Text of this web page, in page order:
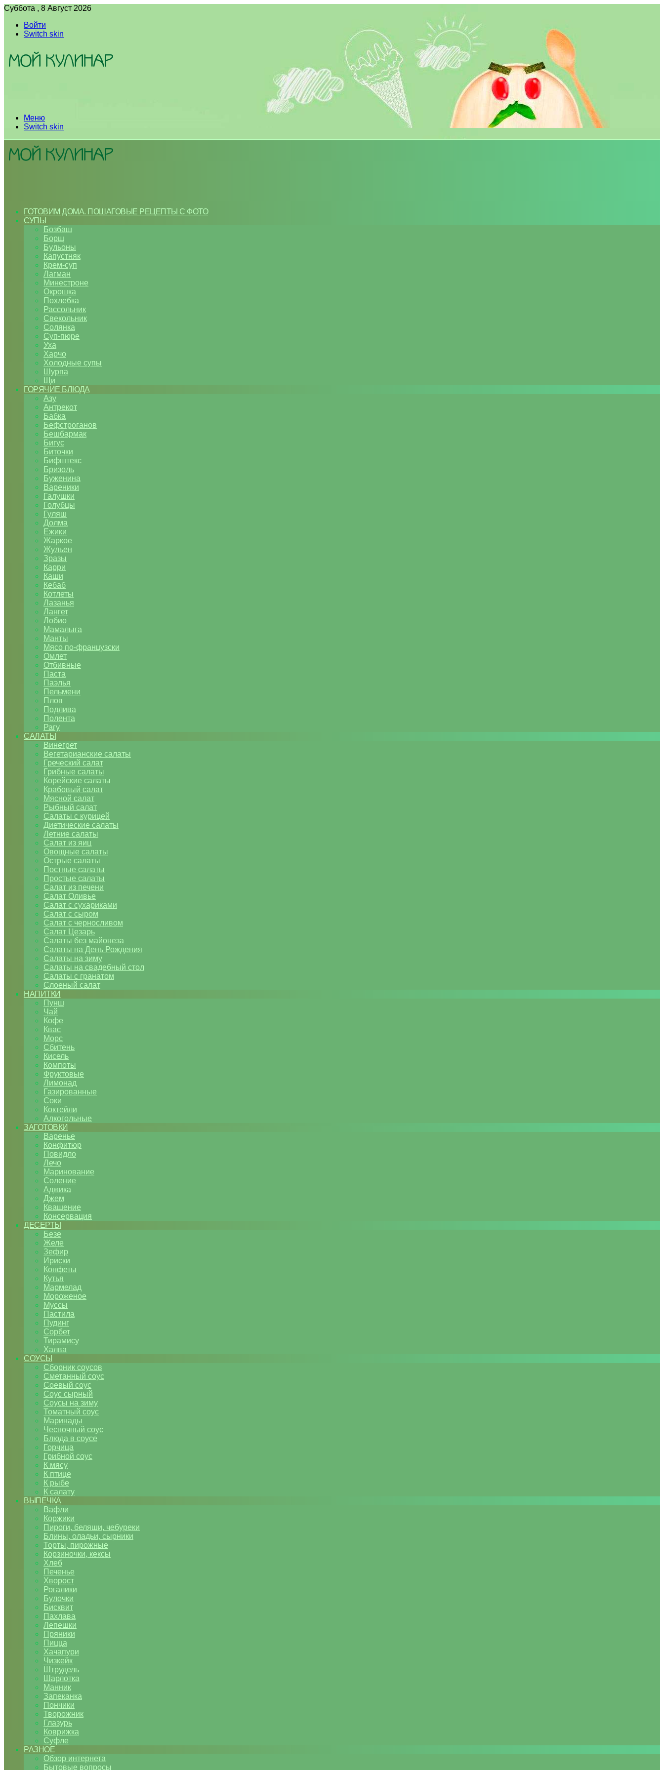
Суббота , 8 Август 2026
Войти
Switch skin
Меню
Switch skin
ГОТОВИМ ДОМА. ПОШАГОВЫЕ РЕЦЕПТЫ С ФОТО
СУПЫ
Бозбаш
Борщ
Бульоны
Капустняк
Крем-суп
Лагман
Минестроне
Окрошка
Похлебка
Рассольник
Свекольник
Солянка
Суп-пюре
Уха
Харчо
Холодные супы
Шурпа
Щи
ГОРЯЧИЕ БЛЮДА
Азу
Антрекот
Бабка
Бефстроганов
Бешбармак
Бигус
Биточки
Бифштекс
Бризоль
Буженина
Вареники
Галушки
Голубцы
Гуляш
Долма
Ежики
Жаркое
Жульен
Зразы
Карри
Каши
Кебаб
Котлеты
Лазанья
Лангет
Лобио
Мамалыга
Манты
Мясо по-французски
Омлет
Отбивные
Паста
Паэлья
Пельмени
Плов
Подлива
Полента
Рагу
САЛАТЫ
Винегрет
Вегетарианские салаты
Греческий салат
Грибные салаты
Корейские салаты
Крабовый салат
Мясной салат
Рыбный салат
Салаты с курицей
Диетические салаты
Летние салаты
Салат из яиц
Овощные салаты
Острые салаты
Постные салаты
Простые салаты
Салат из печени
Салат Оливье
Салат с сухариками
Салат с сыром
Салат с черносливом
Салат Цезарь
Салаты без майонеза
Салаты на День Рождения
Салаты на зиму
Салаты на свадебный стол
Салаты с гранатом
Слоеный салат
НАПИТКИ
Пунш
Чай
Кофе
Квас
Морс
Сбитень
Кисель
Компоты
Фруктовые
Лимонад
Газированные
Соки
Коктейли
Алкогольные
ЗАГОТОВКИ
Варенье
Конфитюр
Повидло
Лечо
Маринование
Соление
Аджика
Джем
Квашение
Консервация
ДЕСЕРТЫ
Безе
Желе
Зефир
Ириски
Конфеты
Кутья
Мармелад
Мороженое
Муссы
Пастила
Пудинг
Сорбет
Тирамису
Халва
СОУСЫ
Сборник соусов
Сметанный соус
Соевый соус
Соус сырный
Соусы на зиму
Томатный соус
Маринады
Чесночный соус
Блюда в соусе
Горчица
Грибной соус
К мясу
К птице
К рыбе
К салату
ВЫПЕЧКА
Вафли
Коржики
Пироги, беляши, чебуреки
Блины, оладьи, сырники
Торты, пирожные
Корзиночки, кексы
Хлеб
Печенье
Хворост
Рогалики
Булочки
Бисквит
Пахлава
Лепешки
Пряники
Пицца
Хачапури
Чизкейк
Штрудель
Шарлотка
Манник
Запеканка
Пончики
Творожник
Глазурь
Коврижка
Суфле
РАЗНОЕ
Обзор интернета
Бытовые вопросы